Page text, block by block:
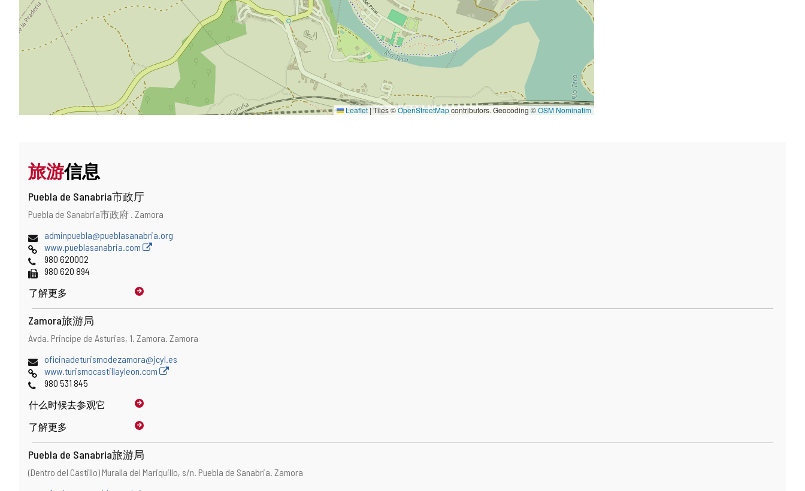
Leaflet | Tiles ©OpenStreetMapcontributors. Geocoding ©OSM Nominatim
旅游信息
Puebla de Sanabria市政厅
地
邮
地
址
Puebla de Sanabria市政府 . Zamora
电
子
邮
件
地
址
adminpuebla@pueblasanabria.org
网
页
www.pueblasanabria.com
电
话
980 620002
传
真
980 620 894
了解更多
Zamora旅游局
地
邮
地
址
Avda. Principe de Asturias, 1. Zamora. Zamora
电
子
邮
地
oficinadeturismodezamora@jcyl.es
网
页
www.turismocastillayleon.com
电
980 531 845
什么时候去参观它
了解更多
Puebla de Sanabria旅游局
地
址
邮
(Dentro del Castillo) Muralla del Mariquillo, s/n. Puebla de Sanabria. Zamora